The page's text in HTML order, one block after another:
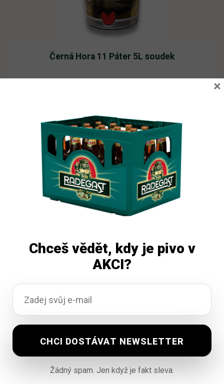
Černá Hora 11 Páter 5L soudek
Čtěte více
Svijany vozka Yuzu&Bergamot 30L
1 470,15Kčvč. DPH
Čtěte více
Chceš vědět, kdy je pivo v
AKCI?
Žádný spam. Jen když je fakt sleva.
×